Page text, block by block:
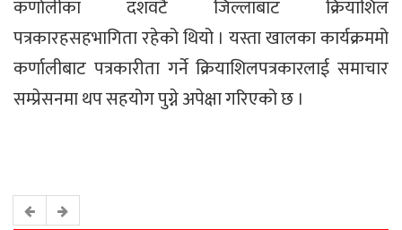
कर्णालीका दशवटै जिल्लाबाट क्रियाशिल
पत्रकारहसहभागिता रहेको थियो । यस्ता खालका कार्यक्रममो
कर्णालीबाट पत्रकारीता गर्ने क्रियाशिलपत्रकारलाई समाचार
सम्प्रेसनमा थप सहयोग पुग्ने अपेक्षा गरिएको छ ।